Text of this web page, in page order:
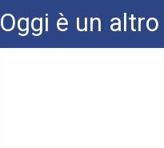
Oggi è un